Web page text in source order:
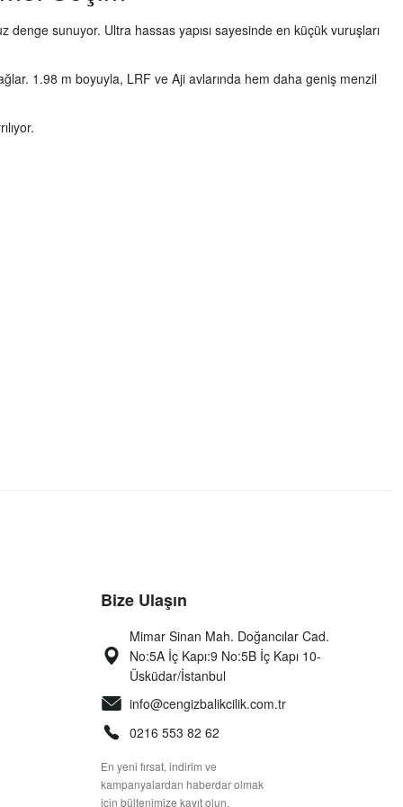
denge sunuyor. Ultra hassas yapısı sayesinde en küçük vuruşları
1.98 m boyuyla, LRF ve Aji avlarında hem daha geniş menzil
Bize Ulaşın
Mimar Sinan Mah. Doğancılar Cad.
No:5A İç Kapı:9 No:5B İç Kapı 10-
Üsküdar/İstanbul
info@cengizbalikcilik.com.tr
0216 553 82 62
En yeni fırsat, indirim ve
kampanyalardan haberdar olmak
için bültenimize kayıt olun.